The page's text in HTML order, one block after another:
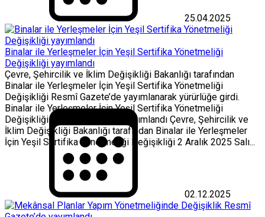
25.04.2025
Binalar ile Yerleşmeler İçin Yeşil Sertifika Yönetmeliği
Değişikliği yayımlandı
Çevre, Şehircilik ve İklim Değişikliği Bakanlığı tarafından
Binalar ile Yerleşmeler İçin Yeşil Sertifika Yönetmeliği
Değişikliği Resmî Gazete’de yayımlanarak yürürlüğe girdi.
Binalar ile Yerleşmeler İçin Yeşil Sertifika Yönetmeliği
Değişikliği Resmî Gazete’de yayımlandı Çevre, Şehircilik ve
İklim Değişikliği Bakanlığı tarafından Binalar ile Yerleşmeler
İçin Yeşil Sertifika Yönetmeliği Değişikliği 2 Aralık 2025 Salı...
02.12.2025